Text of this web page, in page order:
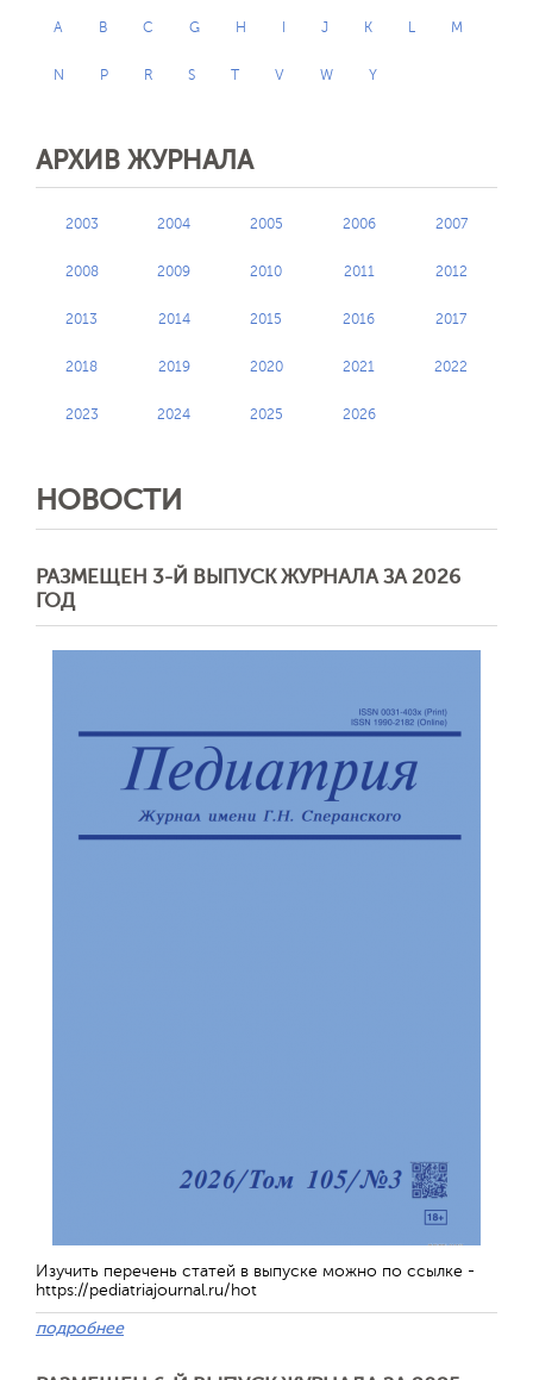
A B C G H J K L M
N P R S T V W Y
АРХИВ ЖУРНАЛА
2003 2004 2005 2006 2007
2008 2009 2010 2011 2012
2013 2014 2015 2016 2017
2018 2019 2020 2021 2022
2023 2024 2025 2026
НОВОСТИ
РАЗМЕЩЕН 3-Й ВЫПУСК ЖУРНАЛА ЗА 2026
ГОД
Изучить перечень статей в выпуске можно по ссылке -
https://pediatriajournal.ru/hot
подробнее